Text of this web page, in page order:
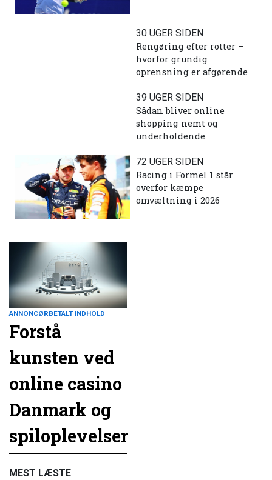
30 UGER SIDEN
Rengøring efter rotter –
hvorfor grundig
oprensning er afgørende
39 UGER SIDEN
Sådan bliver online
shopping nemt og
underholdende
72 UGER SIDEN
Racing i Formel 1 står
overfor kæmpe
omvæltning i 2026
ANNONCØRBETALT INDHOLD
Forstå
kunsten ved
online casino
Danmark og
spiloplevelser
MEST LÆSTE